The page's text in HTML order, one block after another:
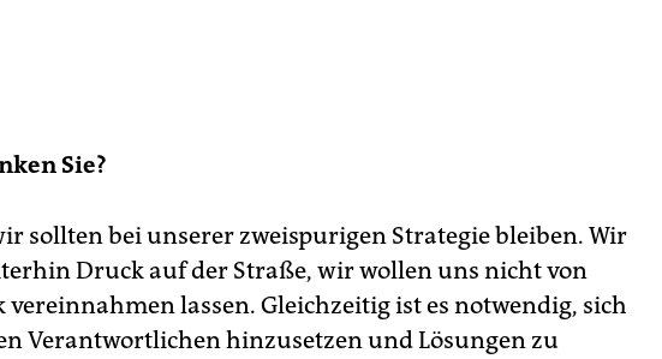
Sie?
sollten bei unserer zweispurigen Strategie bleiben. Wir
Druck auf der Straße, wir wollen uns nicht von
lassen. Gleichzeitig ist es notwendig, sich
Verantwortlichen hinzusetzen und Lösungen zu